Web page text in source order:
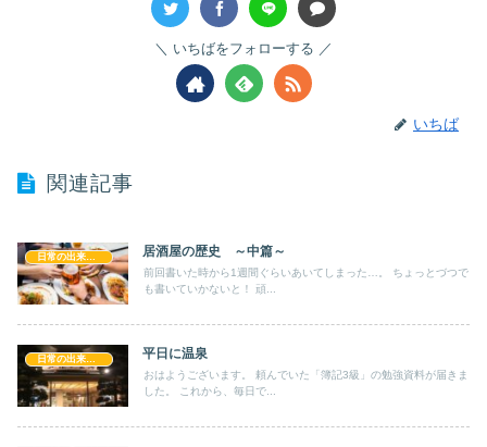
いちばをフォローする
いちば
関連記事
居酒屋の歴史 ～中篇～
前回書いた時から1週間ぐらいあいてしまった…。 ちょっとづつで
も書いていかないと！ 頑...
平日に温泉
おはようございます。 頼んでいた「簿記3級」の勉強資料が届きま
した。 これから、毎日で...